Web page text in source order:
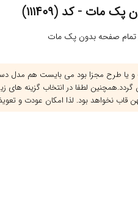
مات - کد (۱۱۱۴۰۹)
صفحه بدون پک مات
یا طرح مجزا بود می بایست هم مدل
گردد.همچنین لطفا در انتخاب گزینه های
قاب نخواهد بود. لذا امکان عودت و